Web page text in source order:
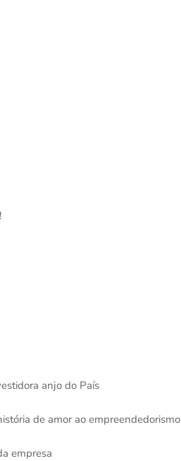
anjo do País
de amor ao empreendedorismo
empresa